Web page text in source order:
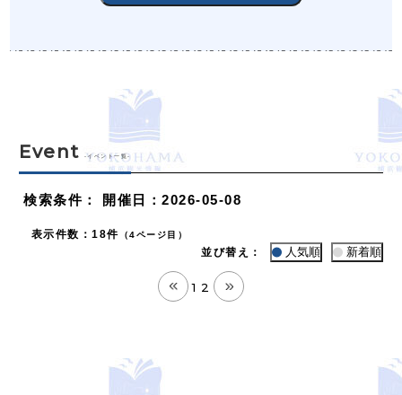
Event -イベント一覧-
検索条件 ： 開催日：2026-05-08
表示件数 ：18件 （4ページ目）
並び替え： 人気順 新着順
1 2